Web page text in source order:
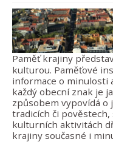
Paměť krajiny
kulturou. Paměťové
informace o minulosti
každý obecní znak je
způsobem vypovídá
tradicích či
kulturních aktivitách
krajiny současné i